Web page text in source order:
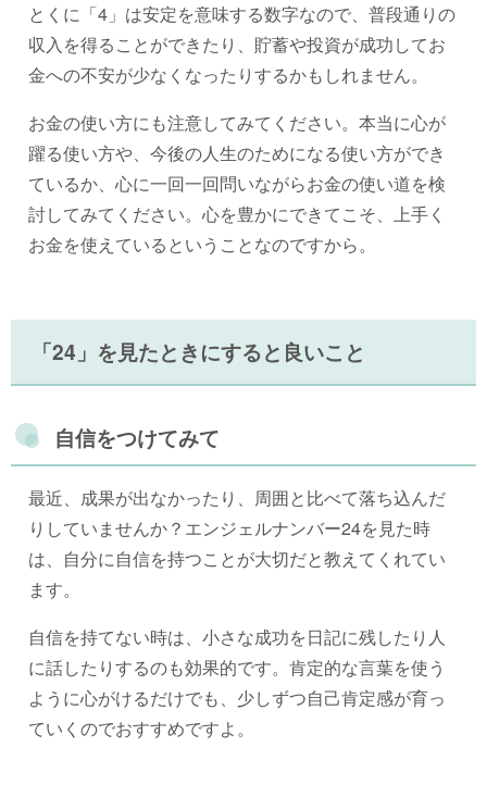
とくに「4」は安定を意味する数字なので、普段通りの
収入を得ることができたり、貯蓄や投資が成功してお
金への不安が少なくなったりするかもしれません。
お金の使い方にも注意してみてください。本当に心が
躍る使い方や、今後の人生のためになる使い方ができ
ているか、心に一回一回問いながらお金の使い道を検
討してみてください。心を豊かにできてこそ、上手く
お金を使えているということなのですから。
「24」を見たときにすると良いこと
自信をつけてみて
最近、成果が出なかったり、周囲と比べて落ち込んだ
りしていませんか？エンジェルナンバー24を見た時
は、自分に自信を持つことが大切だと教えてくれてい
ます。
自信を持てない時は、小さな成功を日記に残したり人
に話したりするのも効果的です。肯定的な言葉を使う
ように心がけるだけでも、少しずつ自己肯定感が育っ
ていくのでおすすめですよ。